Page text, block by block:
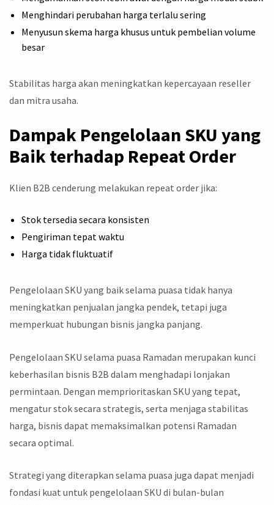
Menghindari perubahan harga terlalu sering
Menyusun skema harga khusus untuk pembelian volume
besar
Stabilitas harga akan meningkatkan kepercayaan reseller
dan mitra usaha.
Dampak Pengelolaan SKU yang
Baik terhadap Repeat Order
Klien B2B cenderung melakukan repeat order jika:
Stok tersedia secara konsisten
Pengiriman tepat waktu
Harga tidak fluktuatif
Pengelolaan SKU yang baik selama puasa tidak hanya
meningkatkan penjualan jangka pendek, tetapi juga
memperkuat hubungan bisnis jangka panjang.
Pengelolaan SKU selama puasa Ramadan merupakan kunci
keberhasilan bisnis B2B dalam menghadapi lonjakan
permintaan. Dengan memprioritaskan SKU yang tepat,
mengatur stok secara strategis, serta menjaga stabilitas
harga, bisnis dapat memaksimalkan potensi Ramadan
secara optimal.
Strategi yang diterapkan selama puasa juga dapat menjadi
fondasi kuat untuk pengelolaan SKU di bulan-bulan